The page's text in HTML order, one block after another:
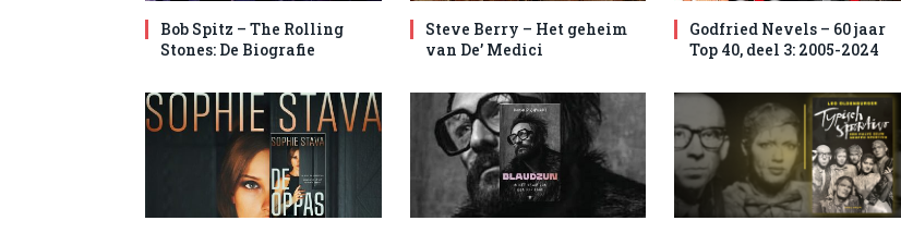
Bob Spitz – The Rolling
Stones: De Biografie
Steve Berry – Het geheim
van De’ Medici
Godfried Nevels – 60 jaar
Top 40, deel 3: 2005-2024